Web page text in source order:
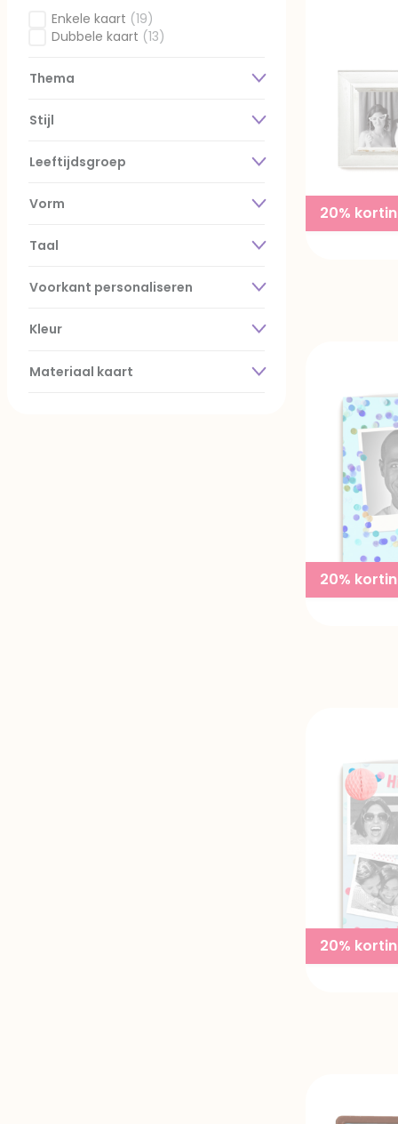
Enkele kaart (19)
Gefilterd op Type kaart: Enkele kaart
Dubbele kaart (13)
Thema
Stijl
Leeftijdsgroep
Vorm
Taal
Voorkant personaliseren
Kleur
Materiaal kaart
20%
20%
20%